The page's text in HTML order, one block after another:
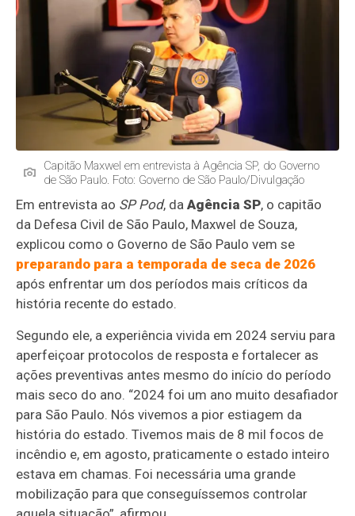
Capitão Maxwel em entrevista à Agência SP, do Governo
de São Paulo. Foto: Governo de São Paulo/Divulgação
Em entrevista ao SP Pod, daAgência SP, o capitão
da Defesa Civil de São Paulo, Maxwel de Souza,
explicou como o Governo de São Paulo vem se
preparando para a temporada de seca de 2026
após enfrentar um dos períodos mais críticos da
história recente do estado.
Segundo ele, a experiência vivida em 2024 serviu para
aperfeiçoar protocolos de resposta e fortalecer as
ações preventivas antes mesmo do início do período
mais seco do ano. “2024 foi um ano muito desafiador
para São Paulo. Nós vivemos a pior estiagem da
história do estado. Tivemos mais de 8 mil focos de
incêndio e, em agosto, praticamente o estado inteiro
estava em chamas. Foi necessária uma grande
mobilização para que conseguíssemos controlar